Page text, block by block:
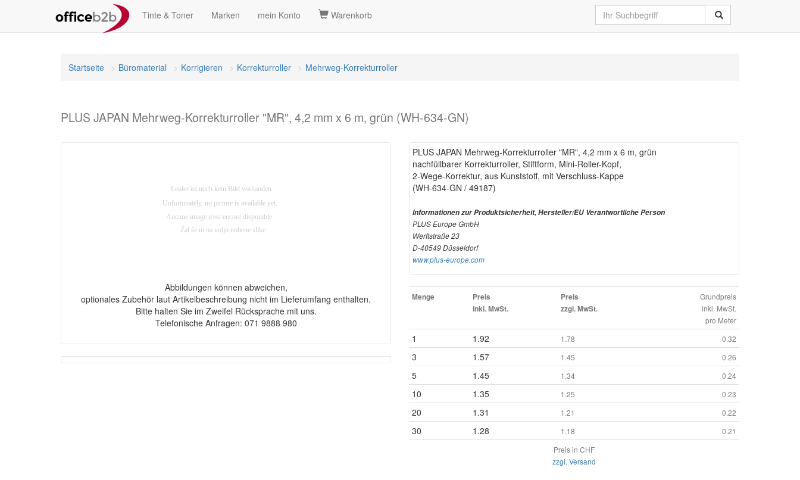
Tinte & Toner Marken mein Konto Warenkorb
Startseite Büromaterial Korrigieren Korrekturroller Mehrweg-Korrekturroller
PLUS JAPAN Mehrweg-Korrekturroller "MR", 4,2 mm x 6 m, grün (WH-634-GN)
Abbildungen können abweichen,
optionales Zubehör laut Artikelbeschreibung nicht im Lieferumfang enthalten.
Bitte halten Sie im Zweifel Rücksprache mit uns.
Telefonische Anfragen: 071 9888 980
PLUS JAPAN Mehrweg-Korrekturroller "MR", 4,2 mm x 6 m, grün
nachfüllbarer Korrekturroller, Stiftform, Mini-Roller-Kopf,
2-Wege-Korrektur, aus Kunststoff, mit Verschluss-Kappe
(WH-634-GN / 49187)
Informationen zur Produktsicherheit, Hersteller/EU Verantwortliche Person
PLUS Europe GmbH
Werftstraße 23
D-40549 Düsseldorf
www.plus-europe.com
Menge
Preis
inkl. MwSt.
Preis
zzgl. MwSt.
Grundpreis
inkl. MwSt.
pro Meter
1 1.92 1.78 0.32
3 1.57 1.45 0.26
5 1.45 1.34 0.24
10 1.35 1.25 0.23
20 1.31 1.21 0.22
30 1.28 1.18
0.21
Preis in CHF
zzgl. Versand